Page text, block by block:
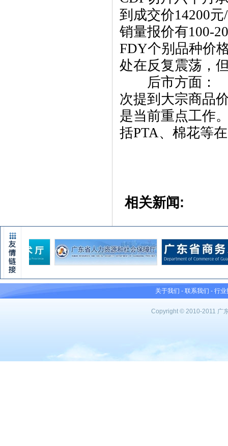
到成交价14200
销量报价有100-
FDY个别品种价
处在反复震荡，
后市方面： 3
次提到大宗商品
是当前重点工作
括PTA、棉花等
相关新闻:
关于我们 - 联系我们 - 行业
Copyright © 2010-2011 广